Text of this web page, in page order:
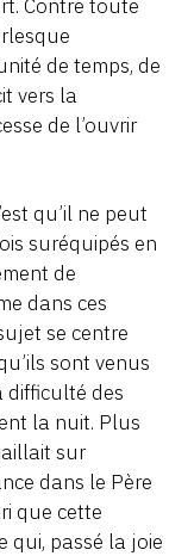
Contre toute
de temps, de
vers la
de l’ouvrir
qu’il ne peut
suréquipés en
de
dans ces
se centre
sont venus
difficulté des
la nuit. Plus
sur
dans le Père
que cette
qui, passé la joie